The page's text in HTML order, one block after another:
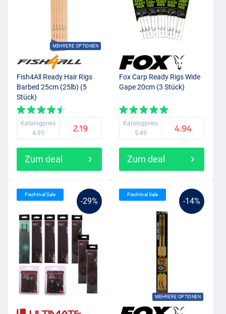
MEHRERE OPTIONEN
Fish4All Ready Hair Rigs
Barbed 25cm (25lb) (5
Stück)
Katalogpreis
4.95
2.19
Zum deal
Fox Carp Ready Rigs Wide
Gape 20cm (3 Stück)
Katalogpreis
5.49
4.94
Zum deal
-29%
Fischtival Sale
-14%
MEHRERE OPTIONEN
Fischtival Sale